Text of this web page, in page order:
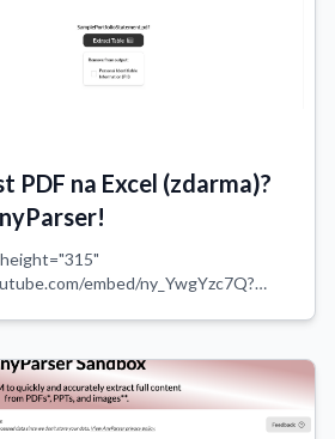
PDF na Excel (zdarma)?
embed/ny_YwgYzc7Q?